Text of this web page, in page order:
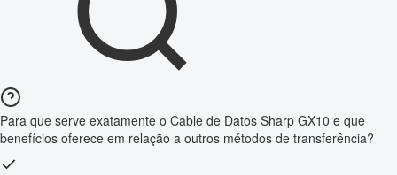
Para que serve exatamente o Cable de Datos Sharp GX10 e que
benefícios oferece em relação a outros métodos de transferência?